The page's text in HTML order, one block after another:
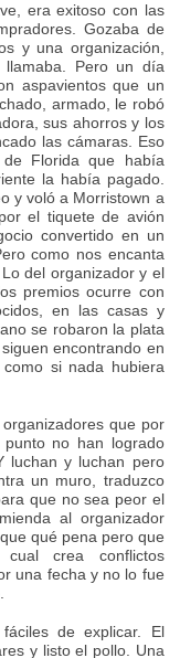
era exitoso con las
Gozaba de
y una organización,
llamaba. Pero un día
aspavientos que un
armado, le robó
sus ahorros y los
las cámaras. Eso
Florida que había
la había pagado.
y voló a Morristown a
el tiquete de avión
convertido en un
como nos encanta
del organizador y el
premios ocurre con
en las casas y
se robaron la plata
encontrando en
si nada hubiera
que por
no han logrado
luchan y luchan pero
un muro, traduzco
que no sea peor el
al organizador
qué pena pero que
crea conflictos
una fecha y no lo fue
de explicar. El
y listo el pollo. Una